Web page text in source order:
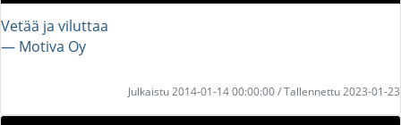
Vetää ja viluttaa
― Motiva Oy
Julkaistu 2014-01-14 00:00:00 / Tallennettu 2023-01-23